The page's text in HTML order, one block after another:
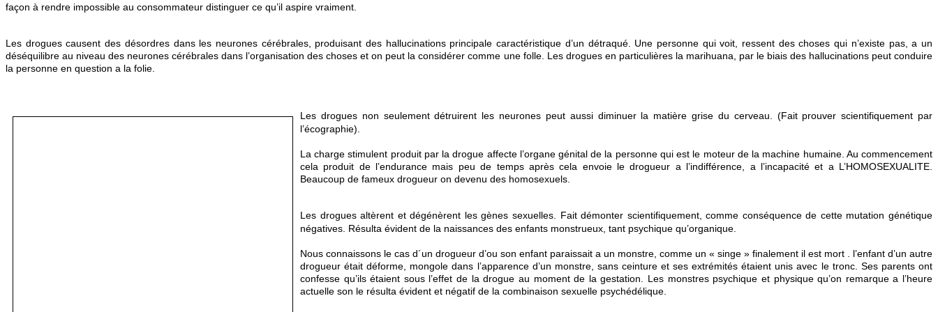
façon à rendre impossible au consommateur distinguer ce qu’il aspire vraiment.
Les drogues causent des désordres dans les neurones cérébrales, produisant des hallucinations principale caractéristique d’un détraqué. Une personne qui voit, ressent des choses qui n’existe pas, a un
déséquilibre au niveau des neurones cérébrales dans l’organisation des choses et on peut la considérer comme une folle. Les drogues en particulières la marihuana, par le biais des hallucinations peut conduire
la personne en question a la folie.
Les drogues non seulement détruirent les neurones peut aussi diminuer la matière grise du cerveau. (Fait prouver scientifiquement par
l’écographie).
La charge stimulent produit par la drogue affecte l’organe génital de la personne qui est le moteur de la machine humaine. Au commencement
cela produit de l’endurance mais peu de temps après cela envoie le drogueur a l’indifférence, a l’incapacité et a L’HOMOSEXUALITE.
Beaucoup de fameux drogueur on devenu des homosexuels.
Les drogues altèrent et dégénèrent les gènes sexuelles. Fait démonter scientifiquement, comme conséquence de cette mutation génétique
négatives. Résulta évident de la naissances des enfants monstrueux, tant psychique qu’organique.
Nous connaissons le cas d´un drogueur d’ou son enfant paraissait a un monstre, comme un « singe » finalement il est mort . l’enfant d’un autre
drogueur était déforme, mongole dans l’apparence d’un monstre, sans ceinture et ses extrémités étaient unis avec le tronc. Ses parents ont
confesse qu’ils étaient sous l’effet de la drogue au moment de la gestation. Les monstres psychique et physique qu’on remarque a l’heure
actuelle son le résulta évident et négatif de la combinaison sexuelle psychédélique.